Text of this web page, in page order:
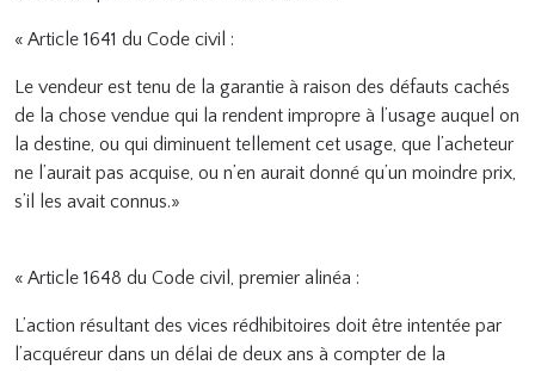
« Article 1641 du Code civil :
Le vendeur est tenu de la garantie à raison des défauts cachés
de la chose vendue qui la rendent impropre à l’usage auquel on
la destine, ou qui diminuent tellement cet usage, que l’acheteur
ne l’aurait pas acquise, ou n’en aurait donné qu’un moindre prix,
s’il les avait connus.»
« Article 1648 du Code civil, premier alinéa :
L’action résultant des vices rédhibitoires doit être intentée par
l’acquéreur dans un délai de deux ans à compter de la